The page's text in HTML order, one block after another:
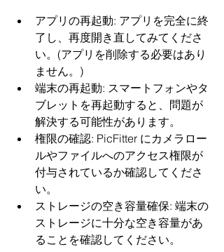
アプリの再起動: アプリを完全に終
了し、再度開き直してみてくださ
い。(アプリを削除する必要はあり
ません。)
端末の再起動: スマートフォンやタ
ブレットを再起動すると、問題が
解決する可能性があります。
権限の確認: PicFitter にカメラロー
ルやファイルへのアクセス権限が
付与されているか確認してくださ
い。
ストレージの空き容量確保: 端末の
ストレージに十分な空き容量があ
ることを確認してください。